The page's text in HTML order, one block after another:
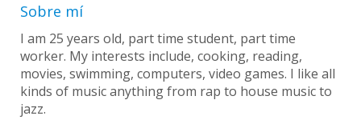
Sobre mí
I am 25 years old, part time student, part time
worker. My interests include, cooking, reading,
movies, swimming, computers, video games. I like all
kinds of music anything from rap to house music to
jazz.